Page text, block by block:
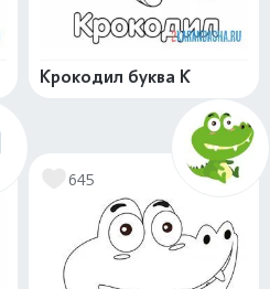
Крокодил буква К
645